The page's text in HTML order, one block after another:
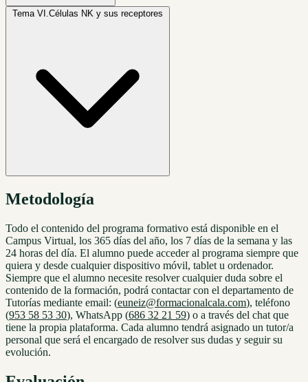
Tema VI.
Metodología
Todo el contenido del programa formativo está disponible en el
Campus Virtual, los 365 días del año, los 7 días de la semana y las
24 horas del día. El alumno puede acceder al programa siempre que
quiera y desde cualquier dispositivo móvil, tablet u ordenador.
Siempre que el alumno necesite resolver cualquier duda sobre el
contenido de la formación, podrá contactar con el departamento de
Tutorías mediante email: (euneiz@formacionalcala.com), teléfono
(953 58 53 30), WhatsApp (686 32 21 59) o a través del chat que
tiene la propia plataforma. Cada alumno tendrá asignado un tutor/a
personal que será el encargado de resolver sus dudas y seguir su
evolución.